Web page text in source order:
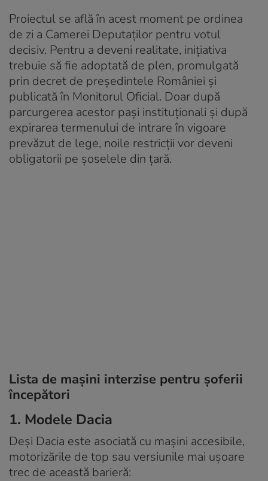
Proiectul se află în acest moment pe ordinea
de zi a Camerei Deputaților pentru votul
decisiv. Pentru a deveni realitate, inițiativa
trebuie să fie adoptată de plen, promulgată
prin decret de președintele României și
publicată în Monitorul Oficial. Doar după
parcurgerea acestor pași instituționali și după
expirarea termenului de intrare în vigoare
prevăzut de lege, noile restricții vor deveni
obligatorii pe șoselele din țară.
Lista de mașini interzise pentru șoferii
începători
1. Modele Dacia
Deși Dacia este asociată cu mașini accesibile,
motorizările de top sau versiunile mai ușoare
trec de această barieră: